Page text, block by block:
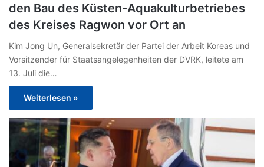
den Bau des Küsten-Aquakulturbetriebes
des Kreises Ragwon vor Ort an
Kim Jong Un, Generalsekretär der Partei der Arbeit Koreas und
Vorsitzender für Staatsangelegenheiten der DVRK, leitete am
13. Juli die…
Weiterlesen »